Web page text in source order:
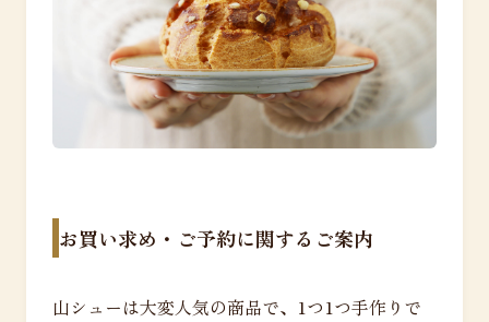
お買い求め・ご予約に関するご案内
山シューは大変人気の商品で、1つ1つ手作りで